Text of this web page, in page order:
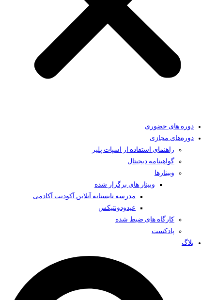
دوره های حضوری
دوره‌های مجازی
راهنمای استفاده از اسپات پلیر
گواهینامه دیجیتال
وبینار‌ها
وبینار های برگزار شده
مدرسه تابستانه آنلاین آکودنت آکادمی
عیدودونتیکس
کارگاه های ضبط شده
پادکست
بلاگ